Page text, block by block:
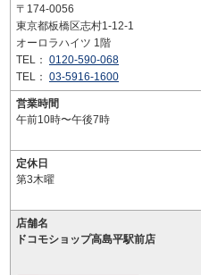
〒174-0056
東京都板橋区志村1-12-1
オーロラハイツ 1階
TEL： 0120-590-068
TEL： 03-5916-1600
営業時間
午前10時〜午後7時
定休日
第3木曜
店舗名
ドコモショップ高島平駅前店